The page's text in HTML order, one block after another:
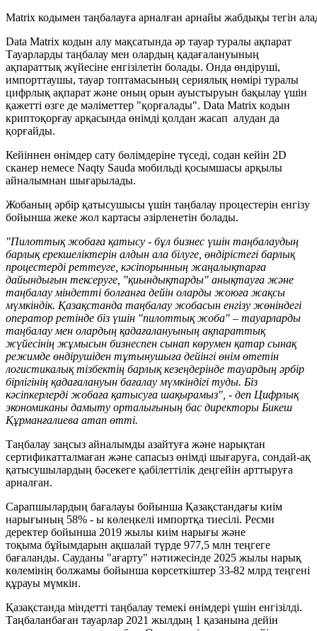
Matrix кодымен таңбалауға арналған арнайы жабдықы тегін
Data Matrix кодын алу мақсатында әр тауар туралы ақпарат
Тауарларды таңбалау мен олардың қадағалануының
ақпараттық жүйесіне енгізілетін болады. Онда өндіруші,
импорттаушы, тауар топтамасының сериялық нөмірі туралы
цифрлық ақпарат және оның орын ауыстыруын бақылау үшін
қажетті өзге де мәліметтер "қорғалады". Data Matrix кодын
криптоқорғау арқасында өнімді қолдан жасап алудан да
қорғайды.
Кейіннен өнімдер сату бөлімдеріне түседі, содан кейін 2D
сканер немесе Naqty Sauda мобильді қосымшасы арқылы
айналымнан шығарылады.
Жобаның әрбір қатысушысы үшін таңбалау процестерін енгізу
бойынша жеке жол картасы әзірленетін болады.
"Пилоттық жобаға қатысу - бұл бизнес үшін таңбалаудың
барлық ерекшеліктерін алдын ала білуге, өндірістегі барлық
процестерді реттеуге, кәсіпорынның жаңалықтарға
дайындығын тексеруге, "қиындықтарды" анықтауға және
таңбалау міндетті болғанға дейін оларды жоюға жақсы
мүмкіндік. Қазақстанда таңбалау жобасын енгізу жөніндегі
оператор ретінде біз үшін "пилоттық жоба" – тауарларды
таңбалау мен олардың қадағалануының ақпараттық
жүйесінің жұмысын бизнеспен сынап көрумен қатар сынақ
режимде өндірушіден тұтынушыға дейінгі өнім өтетін
логистикалық тізбектің барлық кезеңдерінде тауардың әрбір
бірлігінің қадағалануын бағалау мүмкіндігі туды. Біз
кәсіпкерлерді жобаға қатысуға шақырамыз", - деп Цифрлық
экономиканы дамыту орталығының бас директоры Бикеш
Құрманғалиева атап өтті.
Таңбалау заңсыз айналымды азайтуға және нарықтан
сертификатталмаған және сапасыз өнімді шығаруға, сондай-ақ
қатысушылардың бәсекеге қабілеттілік деңгейін арттыруға
арналған.
Сарапшылардың бағалауы бойынша Қазақстандағы киім
нарығының 58% - ы көлеңкелі импортқа тиесілі. Ресми
деректер бойынша 2019 жылы киім нарығы және
тоқыма бұйымдарын ақшалай түрде 977,5 млн теңгеге
бағаланды. Сауданы "ағарту" нәтижесінде 2025 жылы нарық
көлемінің болжамы бойынша көрсеткіштер 33-82 млрд теңгені
құрауы мүмкін.
Қазақстанда міндетті таңбалау темекі өнімдері үшін енгізілді.
Таңбаланбаған тауарлар 2021 жылдың 1 қазанына дейін